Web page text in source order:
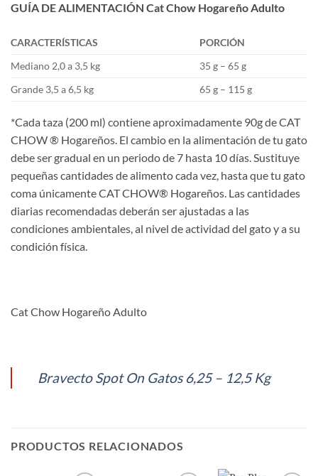
GUÍA DE ALIMENTACIÓN Cat Chow Hogareño Adulto
CARACTERÍSTICAS
PORCIÓN
Mediano 2,0 a 3,5 kg
35 g – 65 g
Grande 3,5 a 6,5 kg
65 g – 115 g
*Cada taza (200 ml) contiene aproximadamente 90g de CAT
CHOW ® Hogareños. El cambio en la alimentación de tu gato
debe ser gradual en un periodo de 7 hasta 10 días. Sustituye
pequeñas cantidades de alimento cada vez, hasta que tu gato
coma únicamente CAT CHOW® Hogareños. Las cantidades
diarias recomendadas deberán ser ajustadas a las
condiciones ambientales, al nivel de actividad del gato y a su
condición física.
Cat Chow Hogareño Adulto
Bravecto Spot On Gatos 6,25 – 12,5 Kg
PRODUCTOS RELACIONADOS